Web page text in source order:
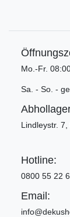
Mo.-Fr.
Sa. - So. -
Lindleystr.
Hotline:
0800 55 22
Email: